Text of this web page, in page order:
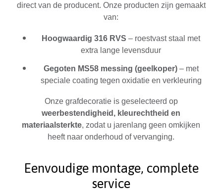
direct van de producent. Onze producten zijn gemaakt
van:
Hoogwaardig 316 RVS – roestvast staal met
extra lange levensduur
Gegoten MS58 messing (geelkoper)– met
speciale coating tegen oxidatie en verkleuring
Onze grafdecoratie is geselecteerd op
weerbestendigheid, kleurechtheid en
materiaalsterkte, zodat u jarenlang geen omkijken
heeft naar onderhoud of vervanging.
Eenvoudige montage, complete
service